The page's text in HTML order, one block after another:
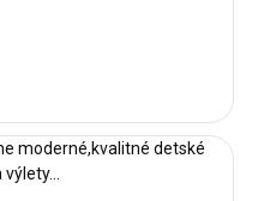
moderné,kvalitné detské